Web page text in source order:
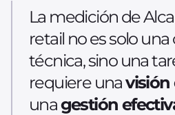
La medición de
retail no es solo
técnica, sino una
requiere unavisión
unagestión